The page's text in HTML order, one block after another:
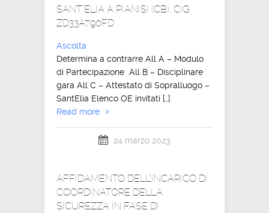
SANT’ELIA A PIANISI (CB). CIG:
ZD33A790FD
Ascolta
Determina a contrarre All A – Modulo
di Partecipazione All B – Disciplinare
gara All C – Attestato di Sopralluogo –
SantElia Elenco OE invitati […]
Read more
24 marzo 2023
AFFIDAMENTO DELL’INCARICO DI
COORDINATORE DELLA
SICUREZZA IN FASE DI